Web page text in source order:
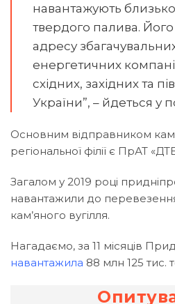
навантажують
твердого палива.
адресу
енергетичних
східних, західних та
України”, – йдеться у
Основним відправником
регіональної філії є ПрАТ
Загалом у 2019 році
навантажили до
кам’яного вугілля.
Нагадаємо, за 11 місяців
навантажила 88 млн 125 тис.